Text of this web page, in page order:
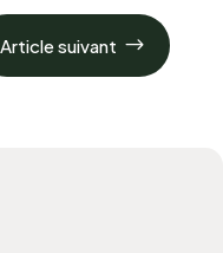
Article suivant $